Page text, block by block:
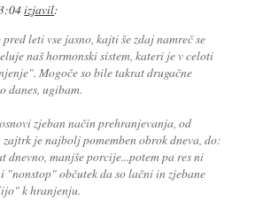
izjavil:
leti vse jasno, kajti še zdaj namreč se
naš hormonski sistem, kateri je v celoti
Mogoče so bile takrat drugačne
danes, ugibam.
zjeban način prehranjevanja, od
je najbolj pomemben obrok dneva, do:
dnevno, manjše porcije...potem pa res ni
"nonstop" občutek da so lačni in zjebane
k hranjenju.